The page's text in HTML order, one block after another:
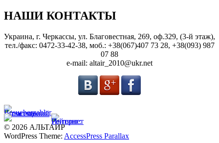
НАШИ КОНТАКТЫ
Украина, г. Черкассы, ул. Благовестная, 269, оф.329, (3-й этаж),
тел./факс: 0472-33-42-38, моб.: +38(067)407 73 28, +38(093) 987
07 88
e-mail: altair_2010@ukr.net
© 2026 АЛЬТАИР
WordPress Theme: AccessPress Parallax